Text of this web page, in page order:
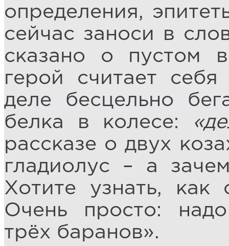
определения,
сейчас заноси в
сказано о пустом
герой считает
деле бесцельно
белка в колесе:
рассказе о двух
гладиолус – а
Хотите узнать, как
Очень просто:
трёх баранов».